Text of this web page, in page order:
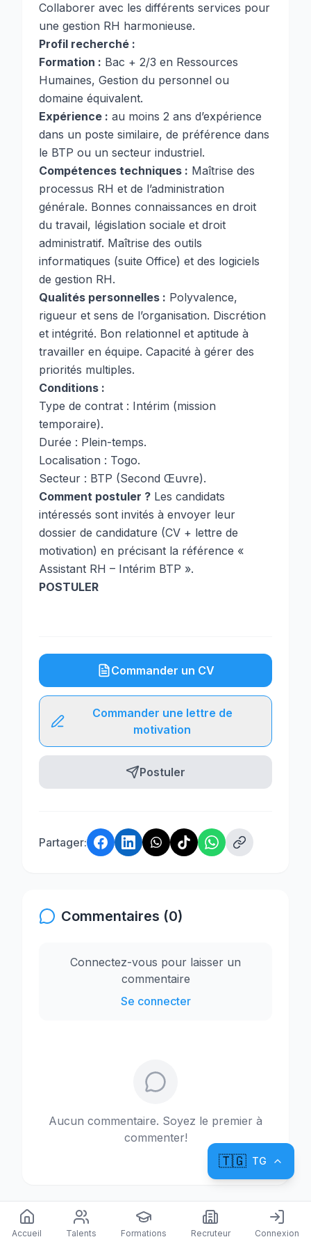
Collaborer avec les différents services pour
une gestion RH harmonieuse.
Profil recherché :
Formation : Bac + 2/3 en Ressources
Humaines, Gestion du personnel ou
domaine équivalent.
Expérience : au moins 2 ans d’expérience
dans un poste similaire, de préférence dans
le BTP ou un secteur industriel.
Compétences techniques : Maîtrise des
processus RH et de l’administration
générale. Bonnes connaissances en droit
du travail, législation sociale et droit
administratif. Maîtrise des outils
informatiques (suite Office) et des logiciels
de gestion RH.
Qualités personnelles : Polyvalence,
rigueur et sens de l’organisation. Discrétion
et intégrité. Bon relationnel et aptitude à
travailler en équipe. Capacité à gérer des
priorités multiples.
Conditions :
Type de contrat : Intérim (mission
temporaire).
Durée : Plein-temps.
Localisation : Togo.
Secteur : BTP (Second Œuvre).
Comment postuler ? Les candidats
intéressés sont invités à envoyer leur
dossier de candidature (CV + lettre de
motivation) en précisant la référence «
Assistant RH – Intérim BTP ».
POSTULER
Commander un CV
Commander une lettre de
motivation
Postuler
Partager:
Commentaires (0)
Connectez-vous pour laisser un
commentaire
Se connecter
Aucun commentaire. Soyez le premier à
commenter!
Accueil Talents Formations Recruteur Connexion
🇹🇬 TG